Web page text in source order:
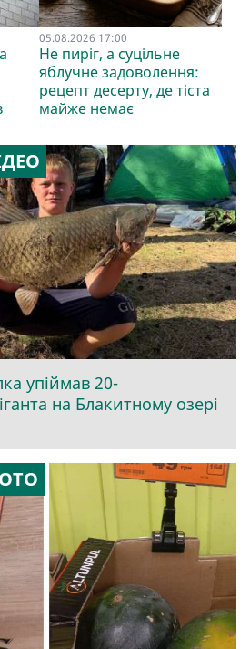
05.08.2026 17:00
Не пиріг, а суцільне
яблучне задоволення:
рецепт десерту, де тіста
майже немає
упіймав 20-
на Блакитному озері